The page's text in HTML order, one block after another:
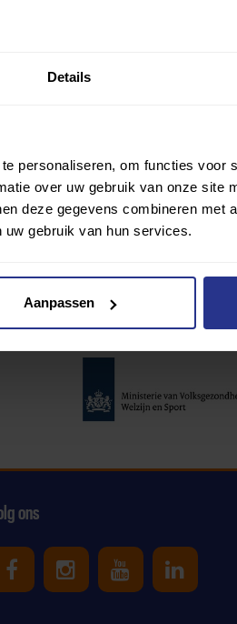
Details
personaliseren, om functies voor
over uw gebruik van onze site
deze gegevens combineren met
gebruik van hun services.
Aanpassen
Partners:
ons
Uniek Sporten op
Uniek Sporten op
UniekUniek